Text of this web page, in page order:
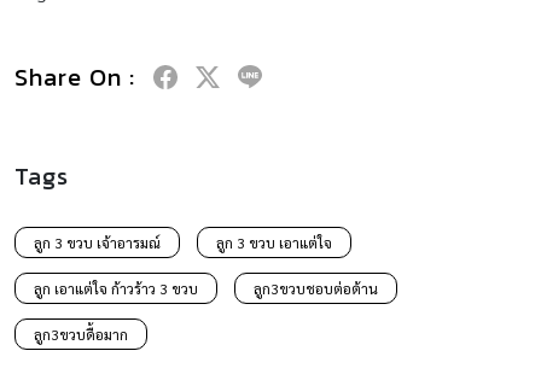
Share On :
Tags
ลูก 3 ขวบ เจ้าอารมณ์ ลูก 3 ขวบ เอาแต่ใจ
ลูก เอาแต่ใจ ก้าวร้าว 3 ขวบ ลูก3ขวบชอบต่อต้าน
ลูก3ขวบดื้อมาก